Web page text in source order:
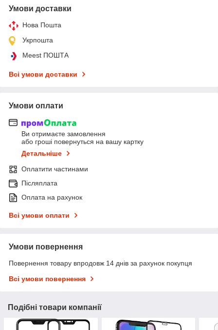
Умови доставки
Нова Пошта
Укрпошта
Meest ПОШТА
Всі умови доставки
Умови оплати
Ви отримаєте замовлення
або гроші повернуться на вашу картку
Детальніше
Оплатити частинами
Післяплата
Оплата на рахунок
Всі умови оплати
Умови повернення
Повернення товару впродовж 14 днів за рахунок покупця
Всі умови повернення
Подібні товари компанії